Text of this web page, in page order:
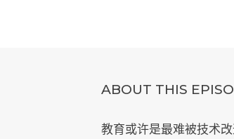
ABOUT THIS
教育或许是最难被技术